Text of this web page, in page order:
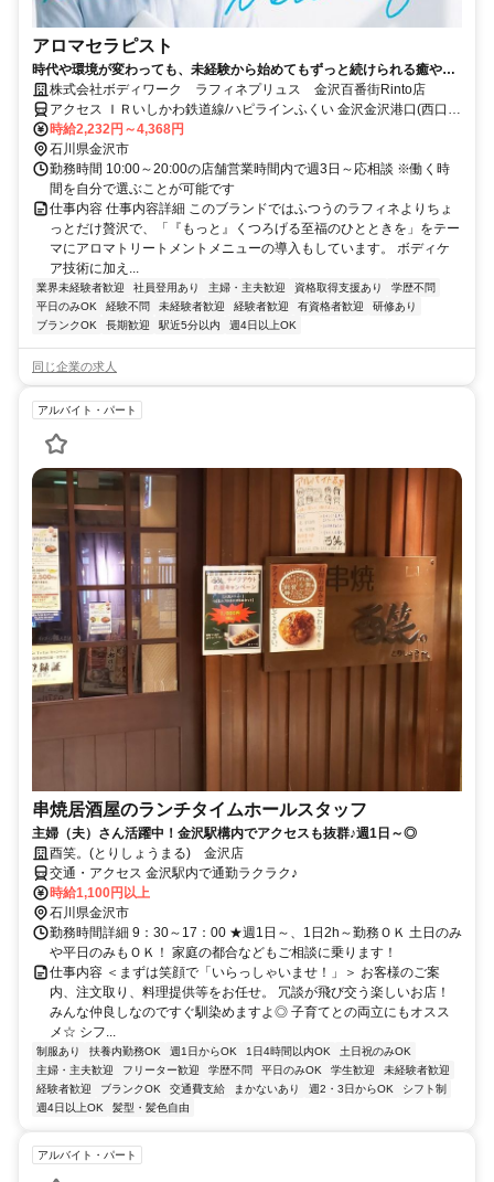
アロマセラピスト
時代や環境が変わっても、未経験から始めてもずっと続けられる癒やし
の仕事。手に職を身につけて、生き方を変えよう。
株式会社ボディワーク ラフィネプリュス 金沢百番街Rinto店
アクセス ＩＲいしかわ鉄道線/ハピラインふくい 金沢金沢港口(西口)
徒歩約2分、ＪＲ北陸新幹線 金沢金沢港口(西口)徒歩約2分、北陸鉄道
浅野川線 北鉄金沢A-5口徒歩約3分 最寄駅：金沢駅
時給2,232円～4,368円
石川県金沢市
勤務時間 10:00～20:00の店舗営業時間内で週3日～応相談 ※働く時
間を自分で選ぶことが可能です
仕事内容 仕事内容詳細 このブランドではふつうのラフィネよりちょ
っとだけ贅沢で、「『もっと』くつろげる至福のひとときを」をテー
マにアロマトリートメントメニューの導入もしています。 ボディケ
ア技術に加え...
業界未経験者歓迎 社員登用あり 主婦・主夫歓迎 資格取得支援あり
学歴不問
平日のみOK
経験不問 未経験者歓迎 経験者歓迎 有資格者歓迎
研修あり
ブランクOK
長期歓迎 駅近5分以内 週4日以上OK
同じ企業の求人
アルバイト・パート
串焼居酒屋のランチタイムホールスタッフ
主婦（夫）さん活躍中！金沢駅構内でアクセスも抜群♪週1日～◎
酉笑。(とりしょうまる) 金沢店
交通・アクセス 金沢駅内で通勤ラクラク♪
時給1,100円以上
石川県金沢市
勤務時間詳細 9：30～17：00 ★週1日～、1日2h～勤務ＯＫ 土日のみ
や平日のみもＯＫ！ 家庭の都合などもご相談に乗ります！
仕事内容 ＜まずは笑顔で「いらっしゃいませ！」＞ お客様のご案
内、注文取り、料理提供等をお任せ。 冗談が飛び交う楽しいお店！
みんな仲良しなのですぐ馴染めますよ◎ 子育てとの両立にもオスス
メ☆ シフ...
制服あり 扶養内勤務OK 週1日からOK 1日4時間以内OK
土日祝のみOK
主婦・主夫歓迎
フリーター歓迎 学歴不問 平日のみOK 学生歓迎
未経験者歓迎
経験者歓迎
ブランクOK 交通費支給 まかないあり 週2・3日からOK
シフト制
週4日以上OK
髪型・髪色自由
アルバイト・パート